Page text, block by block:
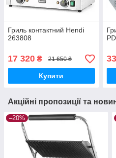
Гриль контактний Hendi
263808
17 320 ₴ 21 650 ₴
Купити
Акційні пропозиції та
–20%